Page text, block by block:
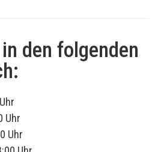
den folgenden
Uhr
Uhr